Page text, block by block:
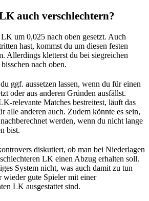
auch verschlechtern?
um 0,025 nach oben gesetzt. Auch
hast, kommst du um diesen festen
Allerdings kletterst du bei siegreichen
nach oben.
ggf. aussetzen lassen, wenn du für einen
oder aus anderen Gründen ausfällst.
relevante Matches bestreitest, läuft das
alle anderen auch. Zudem könnte es sein,
werden, wenn du nicht lange
bist.
diskutiert, ob man bei Niederlagen
LK einen Abzug erhalten soll.
System nicht, was auch damit zu tun
wieder gute Spieler mit einer
LK ausgestattet sind.